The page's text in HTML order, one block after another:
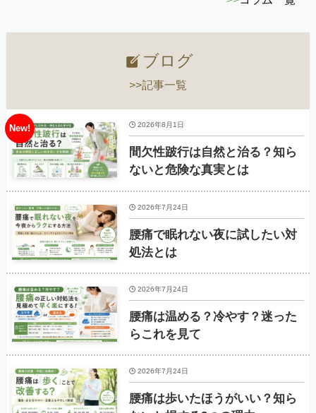
ブログ
>>記事一覧
間欠性跛行は自然と治る？知ら
ないと危険な真実とは
2026年8月1日
腰痛で眠れない夜に試したい対
処法とは
2026年7月24日
腰痛は温める？冷やす？迷った
らこれを見て
2026年7月24日
腰痛は歩いたほうがいい？知ら
2026年7月24日